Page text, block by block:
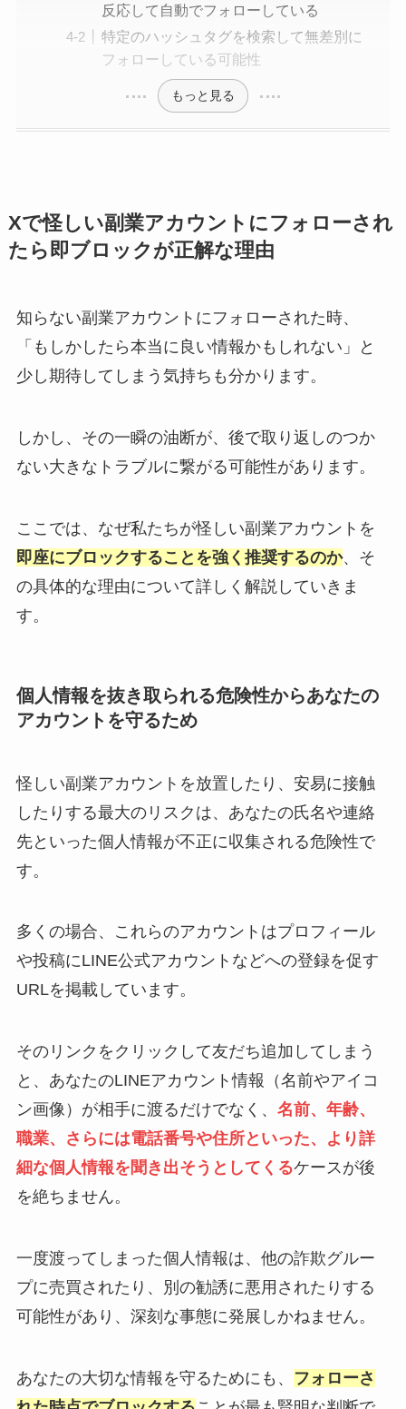
反応して自動でフォローしている
特定のハッシュタグを検索して無差別に
フォローしている可能性
もっと見る
Xで怪しい副業アカウントにフォローされ
たら即ブロックが正解な理由
知らない副業アカウントにフォローされた時、
「もしかしたら本当に良い情報かもしれない」と
少し期待してしまう気持ちも分かります。
しかし、その一瞬の油断が、後で取り返しのつか
ない大きなトラブルに繋がる可能性があります。
ここでは、なぜ私たちが怪しい副業アカウントを
即座にブロックすることを強く推奨するのか、そ
の具体的な理由について詳しく解説していきま
す。
個人情報を抜き取られる危険性からあなたの
アカウントを守るため
怪しい副業アカウントを放置したり、安易に接触
したりする最大のリスクは、あなたの氏名や連絡
先といった個人情報が不正に収集される危険性で
す。
多くの場合、これらのアカウントはプロフィール
や投稿にLINE公式アカウントなどへの登録を促す
URLを掲載しています。
そのリンクをクリックして友だち追加してしまう
と、あなたのLINEアカウント情報（名前やアイコ
ン画像）が相手に渡るだけでなく、 名前、年齢、
職業、さらには電話番号や住所といった、より詳
細な個人情報を聞き出そうとしてくるケースが後
を絶ちません。
一度渡ってしまった個人情報は、他の詐欺グルー
プに売買されたり、別の勧誘に悪用されたりする
可能性があり、深刻な事態に発展しかねません。
あなたの大切な情報を守るためにも、
フォローさ